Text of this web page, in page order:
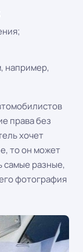
например,
права без
хочет
то он может
самые разные,
фотография